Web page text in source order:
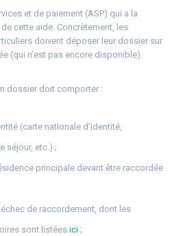
et de paiement (ASP) qui a la
cette aide. Concrètement, les
doivent déposer leur dossier sur
(qui n’est pas encore disponible).
dossier doit comporter :
(carte nationale d’identité,
séjour, etc.) ;
principale devant être raccordée
de raccordement, dont les
sont listées ici;